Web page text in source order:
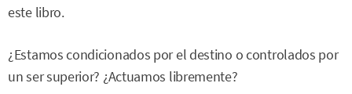
este libro.
¿Estamos condicionados por el destino o controlados por
un ser superior? ¿Actuamos libremente?